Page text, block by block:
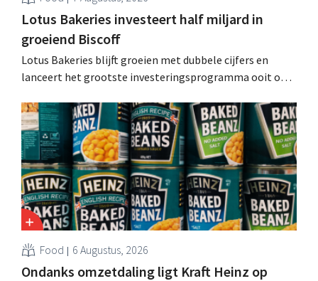
Lotus Bakeries investeert half miljard in
groeiend Biscoff
Lotus Bakeries blijft groeien met dubbele cijfers en
lanceert het grootste investeringsprogramma ooit om
moeten dit momentum grijpen”.
Food 6 Augustus, 2026
Ondanks omzetdaling ligt Kraft Heinz op